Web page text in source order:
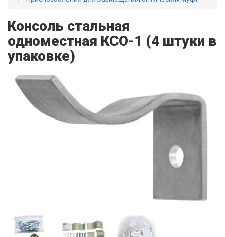
Консоль стальная
одноместная КСО-1 (4 штуки в
упаковке)